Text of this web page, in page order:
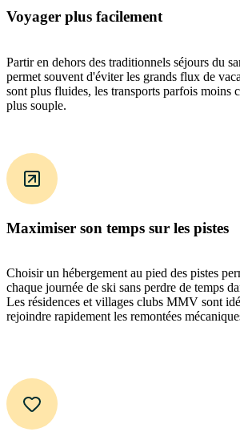
Voyager plus facilement
Partir en dehors des traditionnels séjours du
permet souvent d'éviter les grands flux de
sont plus fluides, les transports parfois moins
plus souple.
Maximiser son temps sur les pistes
Choisir un hébergement au pied des pistes
chaque journée de ski sans perdre de temps
Les résidences et villages clubs MMV sont
rejoindre rapidement les remontées